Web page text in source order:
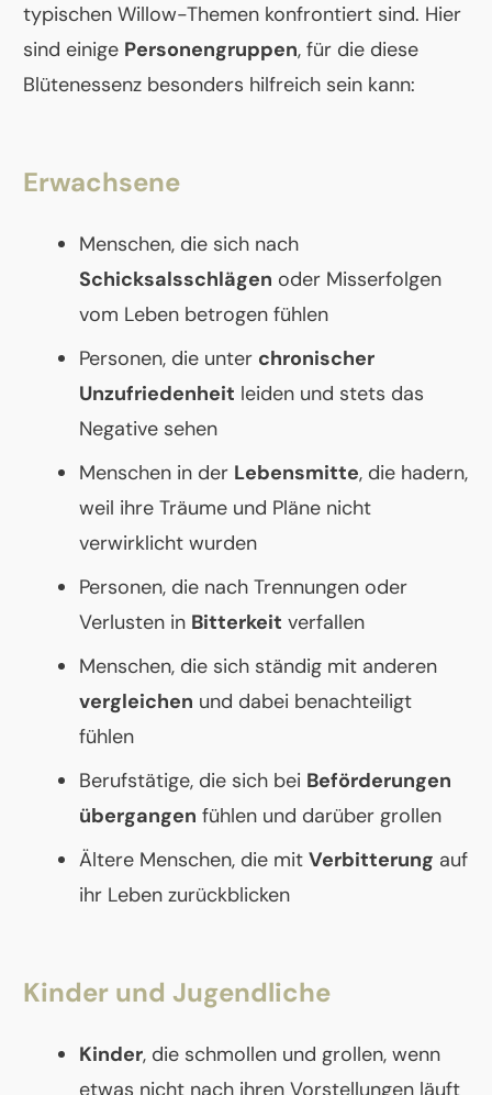
typischen Willow-Themen konfrontiert sind. Hier
sind einige Personengruppen, für die diese
Blütenessenz besonders hilfreich sein kann:
Erwachsene
Menschen, die sich nach
Schicksalsschlägen oder Misserfolgen
vom Leben betrogen fühlen
Personen, die unter chronischer
Unzufriedenheit leiden und stets das
Negative sehen
Menschen in der Lebensmitte, die hadern,
weil ihre Träume und Pläne nicht
verwirklicht wurden
Personen, die nach Trennungen oder
Verlusten in Bitterkeit verfallen
Menschen, die sich ständig mit anderen
vergleichen und dabei benachteiligt
fühlen
Berufstätige, die sich bei Beförderungen
übergangen fühlen und darüber grollen
Ältere Menschen, die mit Verbitterung auf
ihr Leben zurückblicken
Kinder und Jugendliche
Kinder, die schmollen und grollen, wenn